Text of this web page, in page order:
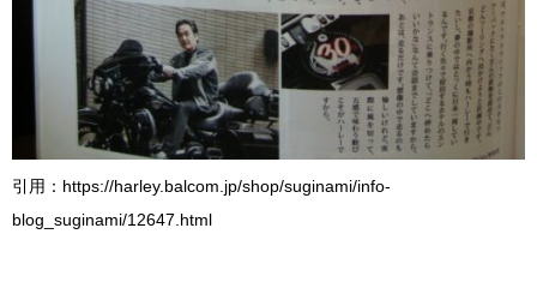
引用：https://harley.balcom.jp/shop/suginami/info-
blog_suginami/12647.html